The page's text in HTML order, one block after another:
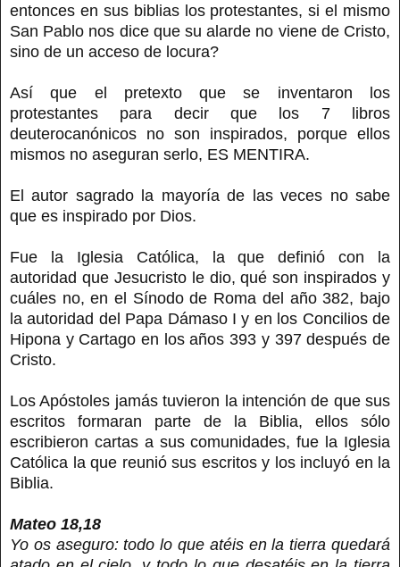
entonces en sus biblias los protestantes, si el mismo
San Pablo nos dice que su alarde no viene de Cristo,
sino de un acceso de locura?
Así que el pretexto que se inventaron los
protestantes para decir que los 7 libros
deuterocanónicos no son inspirados, porque ellos
mismos no aseguran serlo, ES MENTIRA.
El autor sagrado la mayoría de las veces no sabe
que es inspirado por Dios.
Fue la Iglesia Católica, la que definió con la
autoridad que Jesucristo le dio, qué son inspirados y
cuáles no, en el Sínodo de Roma del año 382, bajo
la autoridad del Papa Dámaso I y en los Concilios de
Hipona y Cartago en los años 393 y 397 después de
Cristo.
Los Apóstoles jamás tuvieron la intención de que sus
escritos formaran parte de la Biblia, ellos sólo
escribieron cartas a sus comunidades, fue la Iglesia
Católica la que reunió sus escritos y los incluyó en la
Biblia.
Mateo 18,18
Yo os aseguro: todo lo que atéis en la tierra quedará